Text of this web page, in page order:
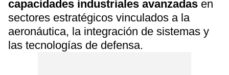
capacidades industriales avanzadas en
sectores estratégicos vinculados a la
aeronáutica, la integración de sistemas y
las tecnologías de defensa.